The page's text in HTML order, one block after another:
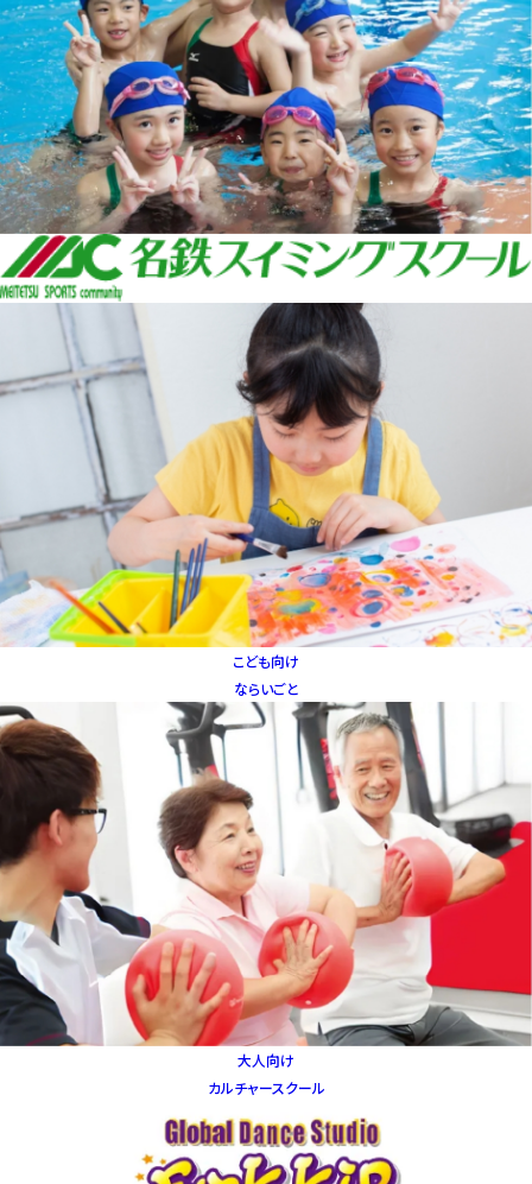
こども向け
ならいごと
大人向け
カルチャースクール